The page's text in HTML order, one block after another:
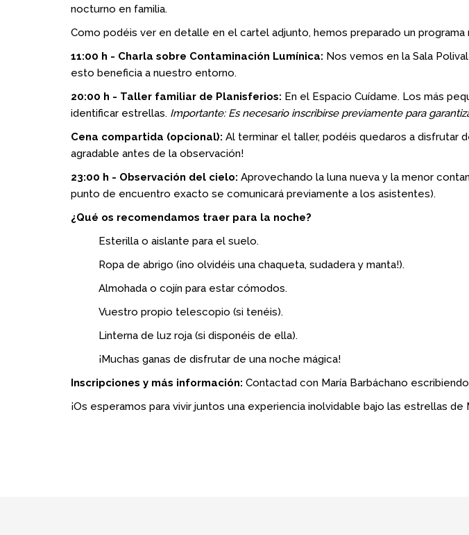
nocturno en familia.
Como podéis ver en detalle en el cartel adjunto, hemos preparado un
11:00 h - Charla sobre Contaminación Lumínica: Nos vemos en la Sala
esto beneficia a nuestro entorno.
20:00 h - Taller familiar de Planisferios: En el Espacio Cuídame. Los más
identificar estrellas. Importante: Es necesario inscribirse previamente para
Cena compartida (opcional): Al terminar el taller, podéis quedaros a disfrutar
agradable antes de la observación!
23:00 h - Observación del cielo: Aprovechando la luna nueva y la menor
punto de encuentro exacto se comunicará previamente a los asistentes).
¿Qué os recomendamos traer para la noche?
Esterilla o aislante para el suelo.
Ropa de abrigo (¡no olvidéis una chaqueta, sudadera y manta!).
Almohada o cojín para estar cómodos.
Vuestro propio telescopio (si tenéis).
Linterna de luz roja (si disponéis de ella).
¡Muchas ganas de disfrutar de una noche mágica!
Inscripciones y más información: Contactad con María Barbáchano
¡Os esperamos para vivir juntos una experiencia inolvidable bajo las estrellas de